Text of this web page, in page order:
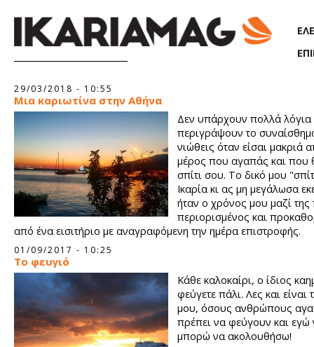
29/03/2018 - 10:55
Μια καριωτίνα στην Αθήνα
Δεν υπάρχουν πολλά λόγια
περιγράψουν το
νιώθεις όταν είσαι μακριά
μέρος που αγαπάς και που
σπίτι σου. Το δικό μου
Ικαρία κι ας μη μεγάλωσα
ήταν ο χρόνος μου μαζί της
περιορισμένος και
από ένα εισιτήριο με αναγραφόμενη την ημέρα επιστροφής.
01/09/2017 - 10:25
Το φευγιό
Κάθε καλοκαίρι, ο ίδιος
φεύγετε πάλι. Λες και είναι
μου, όσους ανθρώπους
πρέπει να φεύγουν και εγώ
μπορώ να ακολουθήσω!